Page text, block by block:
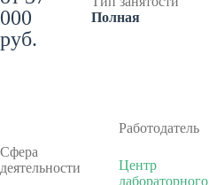
000
руб.
Полная
Сфера
деятельности
Работодатель
Центр
лабораторного